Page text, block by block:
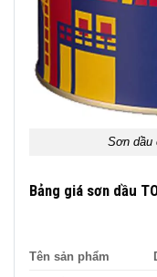
Sơn dầu
Bảng giá sơn dầu
Tên sản phẩm